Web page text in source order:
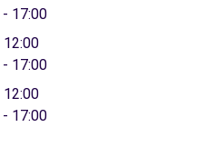
- 17:00
12:00
- 17:00
12:00
- 17:00